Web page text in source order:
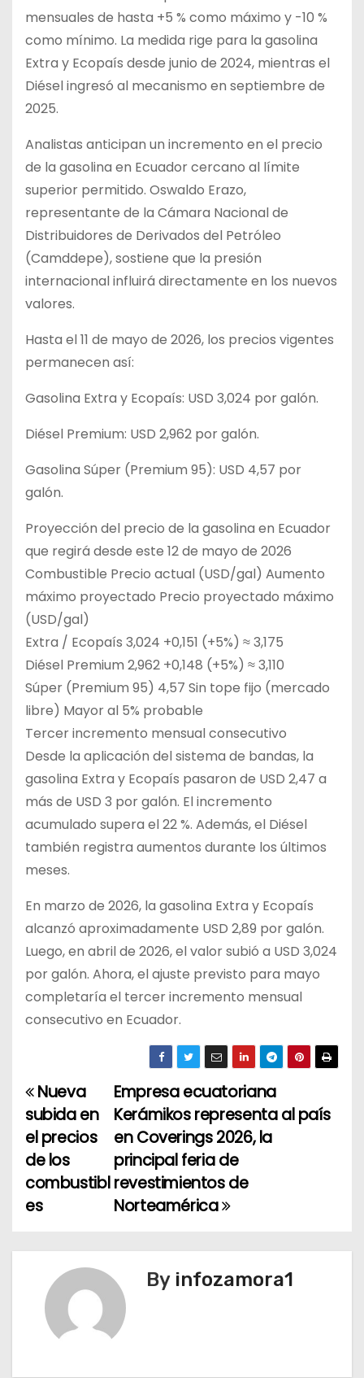
mensuales de hasta +5 % como máximo y -10 %
como mínimo. La medida rige para la gasolina
Extra y Ecopaís desde junio de 2024, mientras el
Diésel ingresó al mecanismo en septiembre de
2025.
Analistas anticipan un incremento en el precio
de la gasolina en Ecuador cercano al límite
superior permitido. Oswaldo Erazo,
representante de la Cámara Nacional de
Distribuidores de Derivados del Petróleo
(Camddepe), sostiene que la presión
internacional influirá directamente en los nuevos
valores.
Hasta el 11 de mayo de 2026, los precios vigentes
permanecen así:
Gasolina Extra y Ecopaís: USD 3,024 por galón.
Diésel Premium: USD 2,962 por galón.
Gasolina Súper (Premium 95): USD 4,57 por
galón.
Proyección del precio de la gasolina en Ecuador
que regirá desde este 12 de mayo de 2026
Combustible Precio actual (USD/gal) Aumento
máximo proyectado Precio proyectado máximo
(USD/gal)
Extra / Ecopaís 3,024 +0,151 (+5%) ≈ 3,175
Diésel Premium 2,962 +0,148 (+5%) ≈ 3,110
Súper (Premium 95) 4,57 Sin tope fijo (mercado
libre) Mayor al 5% probable
Tercer incremento mensual consecutivo
Desde la aplicación del sistema de bandas, la
gasolina Extra y Ecopaís pasaron de USD 2,47 a
más de USD 3 por galón. El incremento
acumulado supera el 22 %. Además, el Diésel
también registra aumentos durante los últimos
meses.
En marzo de 2026, la gasolina Extra y Ecopaís
alcanzó aproximadamente USD 2,89 por galón.
Luego, en abril de 2026, el valor subió a USD 3,024
por galón. Ahora, el ajuste previsto para mayo
completaría el tercer incremento mensual
consecutivo en Ecuador.
N
a
v
e
ó
Empresa ecuatoriana
Kerámikos representa al país
en Coverings 2026, la
principal feria de
revestimientos de
Norteamérica
Nueva
subida en
el precios
de los
combustibl
es
By infozamora1